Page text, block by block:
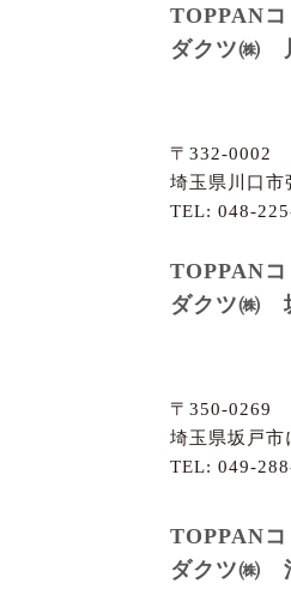
TOPPAN
ダクツ㈱
〒332-0002
埼玉県川口市
TEL: 048-
TOPPAN
ダクツ㈱
〒350-0269
埼玉県坂戸市
TEL: 049-
TOPPAN
ダクツ㈱